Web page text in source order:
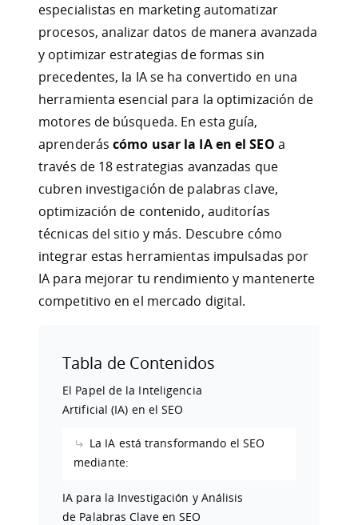
especialistas en marketing automatizar
procesos, analizar datos de manera avanzada
y optimizar estrategias de formas sin
precedentes, la IA se ha convertido en una
herramienta esencial para la optimización de
motores de búsqueda. En esta guía,
aprenderáscómo usar la IA en el SEO a
través de 18 estrategias avanzadas que
cubren investigación de palabras clave,
optimización de contenido, auditorías
técnicas del sitio y más. Descubre cómo
integrar estas herramientas impulsadas por
IA para mejorar tu rendimiento y mantenerte
competitivo en el mercado digital.
Tabla de Contenidos
El Papel de la Inteligencia
Artificial (IA) en el SEO
La IA está transformando el SEO
mediante:
IA para la Investigación y Análisis
de Palabras Clave en SEO